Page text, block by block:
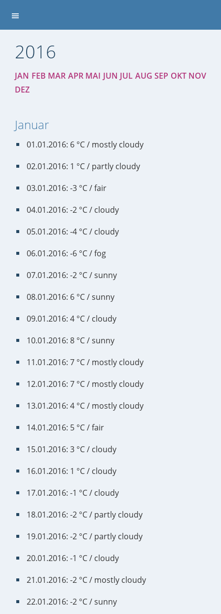
2016
JAN FEB MAR APR MAI JUN JUL AUG SEP OKT NOV
DEZ
Januar
01.01.2016: 6 °C / mostly cloudy
02.01.2016: 1 °C / partly cloudy
03.01.2016: -3 °C / fair
04.01.2016: -2 °C / cloudy
05.01.2016: -4 °C / cloudy
06.01.2016: -6 °C / fog
07.01.2016: -2 °C / sunny
08.01.2016: 6 °C / sunny
09.01.2016: 4 °C / cloudy
10.01.2016: 8 °C / sunny
11.01.2016: 7 °C / mostly cloudy
12.01.2016: 7 °C / mostly cloudy
13.01.2016: 4 °C / mostly cloudy
14.01.2016: 5 °C / fair
15.01.2016: 3 °C / cloudy
16.01.2016: 1 °C / cloudy
17.01.2016: -1 °C / cloudy
18.01.2016: -2 °C / partly cloudy
19.01.2016: -2 °C / partly cloudy
20.01.2016: -1 °C / cloudy
21.01.2016: -2 °C / mostly cloudy
22.01.2016: -2 °C / sunny